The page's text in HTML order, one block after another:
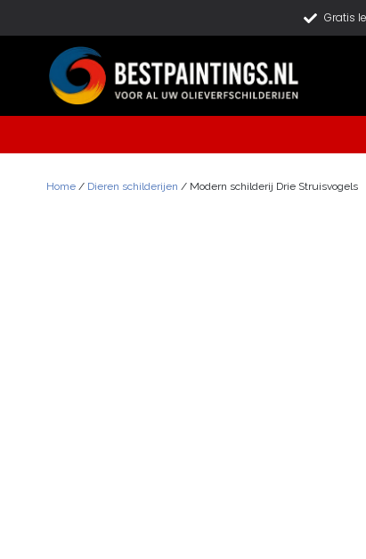
Gratis
Home / Dieren schilderijen / Modern schilderij Drie Struisvogels